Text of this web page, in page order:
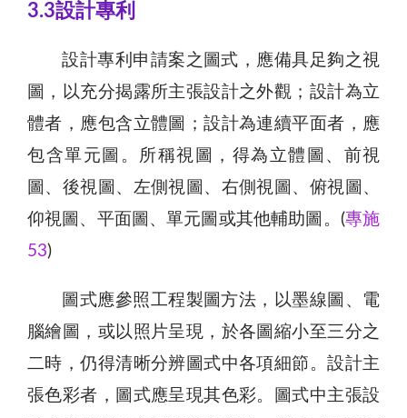
3.3設計專利
設計專利申請案之圖式，應備具足夠之視
圖，以充分揭露所主張設計之外觀；設計為立
體者，應包含立體圖；設計為連續平面者，應
包含單元圖。所稱視圖，得為立體圖、前視
圖、後視圖、左側視圖、右側視圖、俯視圖、
仰視圖、平面圖、單元圖或其他輔助圖。(專施
53)
圖式應參照工程製圖方法，以墨線圖、電
腦繪圖，或以照片呈現，於各圖縮小至三分之
二時，仍得清晰分辨圖式中各項細節。設計主
張色彩者，圖式應呈現其色彩。圖式中主張設